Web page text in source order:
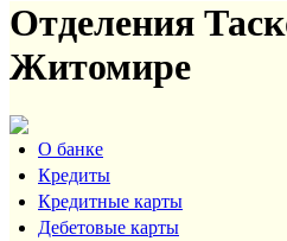
Отделения
Житомире
О банке
Кредиты
Кредитные карты
Дебетовые карты